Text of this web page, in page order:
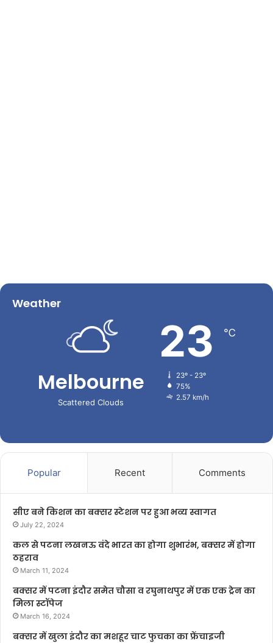
Weather
Melbourne
Scattered Clouds
23 ℃
23º - 23º
75%
2.57 km/h
Popular Recent Comments
सीए बने किशन का बक्सर स्टेशन पर हुआ भव्य स्वागत
July 22, 2024
कल से पटना लखनऊ वंदे भारत का होगा शुभारंभ, बक्सर में होगा
ठहराव
March 11, 2024
बक्सर में पटना इंदौर समेत चौसा व रघुनाथपुर में एक एक ट्रेन का
मिला स्टॉपेज
March 16, 2024
बक्सर में खुला इंदौर का मशहूर चाट फुचका का फ्रेंचाइजी